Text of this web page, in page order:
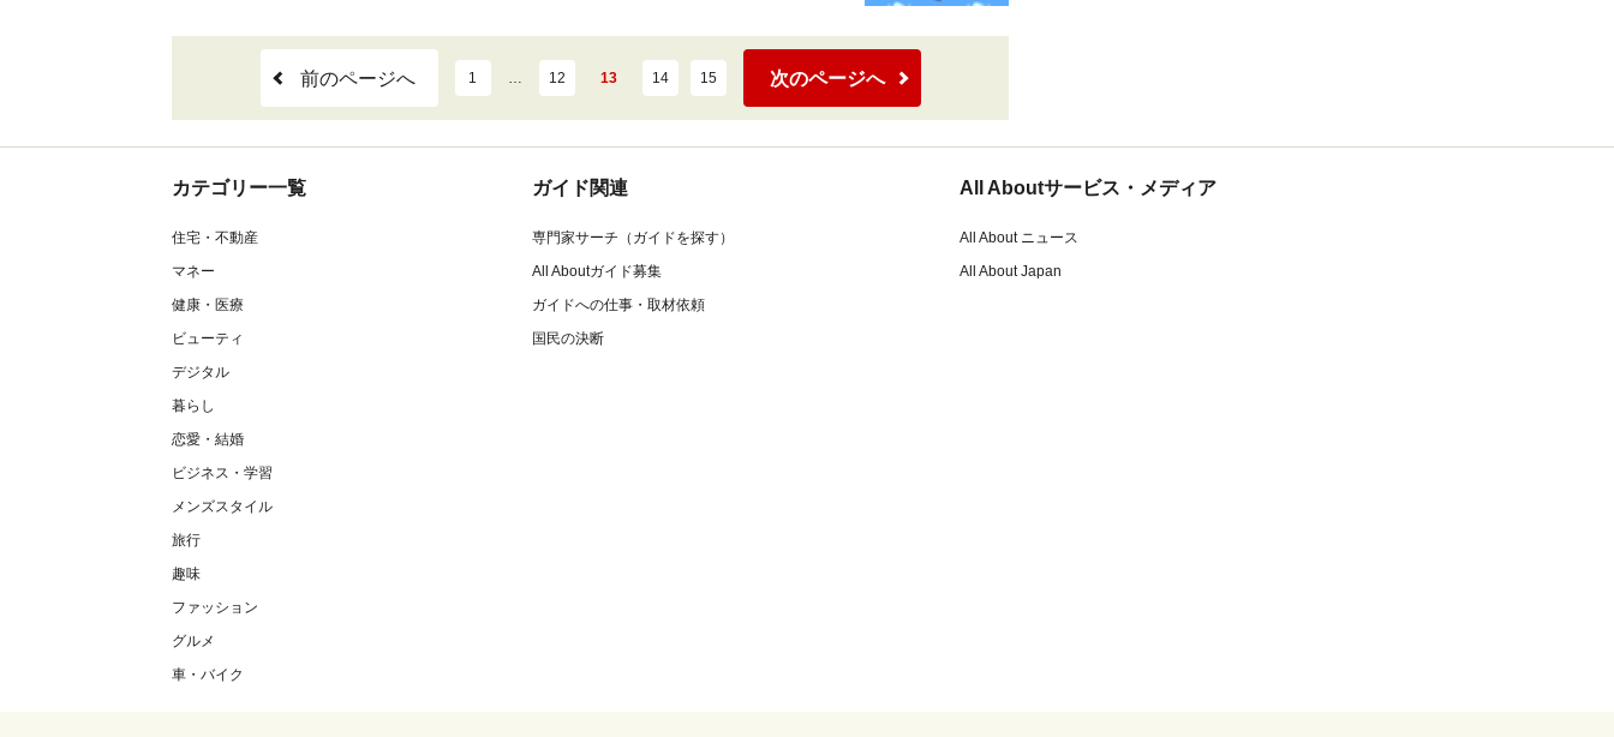
前のページへ 1 … 12 13 14 15 次のページへ
カテゴリー一覧
住宅・不動産
マネー
健康・医療
ビューティ
デジタル
暮らし
恋愛・結婚
ビジネス・学習
メンズスタイル
旅行
趣味
ファッション
グルメ
車・バイク
ガイド関連
専門家サーチ（ガイドを探す）
All Aboutガイド募集
ガイドへの仕事・取材依頼
国民の決断
All Aboutサービス・メディア
All About ニュース
All About Japan